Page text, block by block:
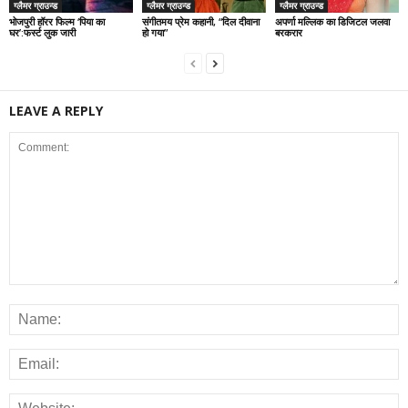
ग्लैमर ग्राउन्ड
भोजपुरी हॉरर फिल्म ‘पिया का
घर’:फर्स्ट लुक जारी
ग्लैमर ग्राउन्ड
संगीतमय प्रेम कहानी, “दिल दीवाना
हो गया”
ग्लैमर ग्राउन्ड
अपर्णा मल्लिक का डिजिटल जलवा
बरकरार
LEAVE A REPLY